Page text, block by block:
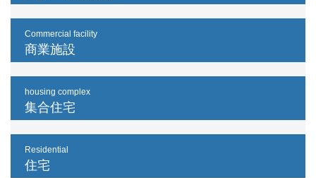
Commercial facility
商業施設
housing complex
集合住宅
Residential
住宅